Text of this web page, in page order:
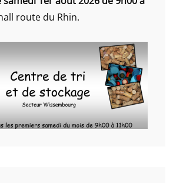
route du Rhin.